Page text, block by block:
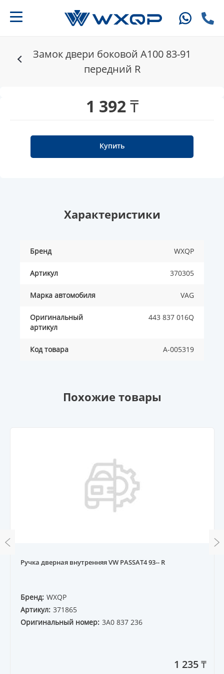
Замок двери боковой A100 83-91
передний R
1 392 ₸
Купить
Характеристики
Бренд WXQP
Артикул 370305
Марка автомобиля VAG
Оригинальный
артикул
443 837 016Q
Код товара A-005319
Похожие товары
Ручка дверная внутренняя VW PASSAT4 93-- R
Бренд: WXQP
Артикул: 371865
Оригинальный номер: 3A0 837 236
1 235 ₸